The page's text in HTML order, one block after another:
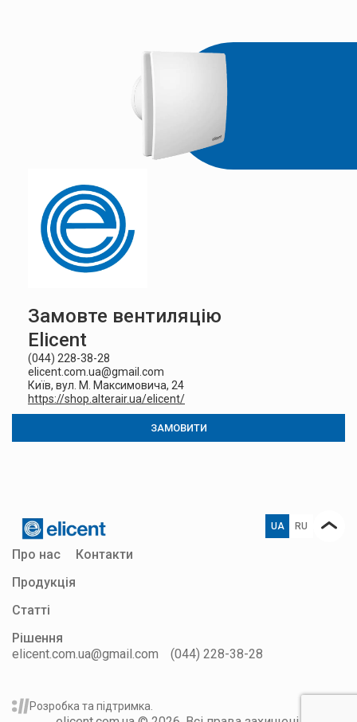
Замовте вентиляцію
Elicent
(044) 228-38-28
elicent.com.ua@gmail.com
Київ, вул. М. Максимовича, 24
https://shop.alterair.ua/elicent/
ЗАМОВИТИ
Про нас
Продукція
Статті
Рішення
Контакти
(044) 228-38-28
elicent.com.ua@gmail.com
UA RU
Розробка та підтримка.